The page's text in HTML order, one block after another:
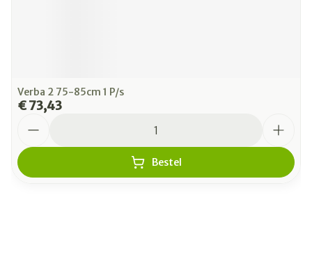
Verba 2 75-85cm 1 P/s
€ 73,43
Bestel